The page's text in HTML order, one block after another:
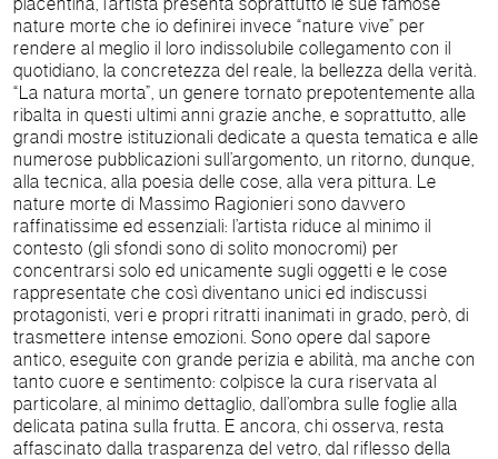
nature morte che io definirei invece “nature vive” per
rendere al meglio il loro indissolubile collegamento con il
quotidiano, la concretezza del reale, la bellezza della verità.
“La natura morta”, un genere tornato prepotentemente alla
ribalta in questi ultimi anni grazie anche, e soprattutto, alle
grandi mostre istituzionali dedicate a questa tematica e alle
numerose pubblicazioni sull’argomento, un ritorno, dunque,
alla tecnica, alla poesia delle cose, alla vera pittura. Le
nature morte di Massimo Ragionieri sono davvero
raffinatissime ed essenziali: l’artista riduce al minimo il
contesto (gli sfondi sono di solito monocromi) per
concentrarsi solo ed unicamente sugli oggetti e le cose
rappresentate che così diventano unici ed indiscussi
protagonisti, veri e propri ritratti inanimati in grado, però, di
trasmettere intense emozioni. Sono opere dal sapore
antico, eseguite con grande perizia e abilità, ma anche con
tanto cuore e sentimento: colpisce la cura riservata al
particolare, al minimo dettaglio, dall’ombra sulle foglie alla
delicata patina sulla frutta. E ancora, chi osserva, resta
affascinato dalla trasparenza del vetro, dal riflesso della